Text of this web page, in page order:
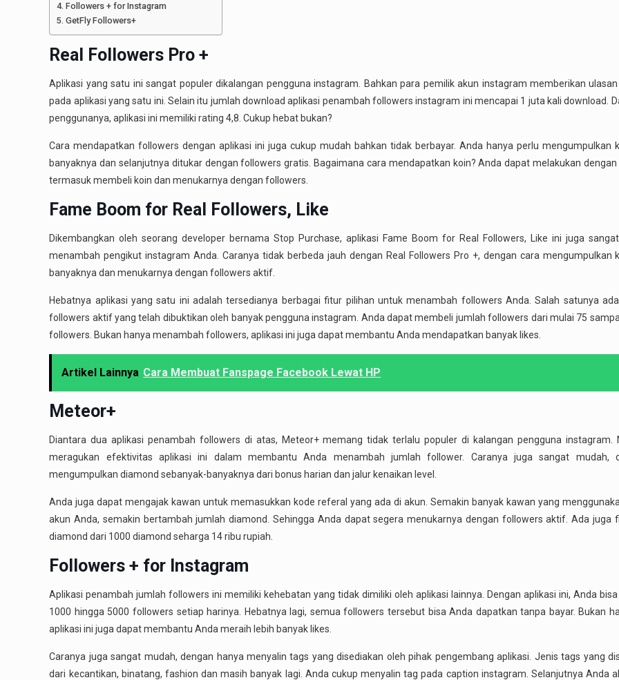
Followers + for Instagram
GetFly Followers+
Real Followers Pro +
Aplikasi yang satu ini sangat populer dikalangan pengguna instagram. Bahkan para pemilik akun instagram memberikan
pada aplikasi yang satu ini. Selain itu jumlah download aplikasi penambah followers instagram ini mencapai 1 juta kali download.
penggunanya, aplikasi ini memiliki rating 4,8. Cukup hebat bukan?
Cara mendapatkan followers dengan aplikasi ini juga cukup mudah bahkan tidak berbayar. Anda hanya perlu mengumpulkan
banyaknya dan selanjutnya ditukar dengan followers gratis. Bagaimana cara mendapatkan koin? Anda dapat melakukan
termasuk membeli koin dan menukarnya dengan followers.
Fame Boom for Real Followers, Like
Dikembangkan oleh seorang developer bernama Stop Purchase, aplikasi Fame Boom for Real Followers, Like ini juga
menambah pengikut instagram Anda. Caranya tidak berbeda jauh dengan Real Followers Pro +, dengan cara mengumpulkan
banyaknya dan menukarnya dengan followers aktif.
Hebatnya aplikasi yang satu ini adalah tersedianya berbagai fitur pilihan untuk menambah followers Anda. Salah satunya
followers aktif yang telah dibuktikan oleh banyak pengguna instagram. Anda dapat membeli jumlah followers dari mulai 75
followers. Bukan hanya menambah followers, aplikasi ini juga dapat membantu Anda mendapatkan banyak likes.
Artikel Lainnya Cara Membuat Fanspage Facebook Lewat HP
Meteor+
Diantara dua aplikasi penambah followers di atas, Meteor+ memang tidak terlalu populer di kalangan pengguna instagram.
meragukan efektivitas aplikasi ini dalam membantu Anda menambah jumlah follower. Caranya juga sangat mudah,
mengumpulkan diamond sebanyak-banyaknya dari bonus harian dan jalur kenaikan level.
Anda juga dapat mengajak kawan untuk memasukkan kode referal yang ada di akun. Semakin banyak kawan yang
akun Anda, semakin bertambah jumlah diamond. Sehingga Anda dapat segera menukarnya dengan followers aktif. Ada juga
diamond dari 1000 diamond seharga 14 ribu rupiah.
Followers + for Instagram
Aplikasi penambah jumlah followers ini memiliki kehebatan yang tidak dimiliki oleh aplikasi lainnya. Dengan aplikasi ini, Anda
1000 hingga 5000 followers setiap harinya. Hebatnya lagi, semua followers tersebut bisa Anda dapatkan tanpa bayar. Bukan
aplikasi ini juga dapat membantu Anda meraih lebih banyak likes.
Caranya juga sangat mudah, dengan hanya menyalin tags yang disediakan oleh pihak pengembang aplikasi. Jenis tags yang
dari kecantikan, binatang, fashion dan masih banyak lagi. Anda cukup menyalin tag pada caption instagram. Selanjutnya Anda